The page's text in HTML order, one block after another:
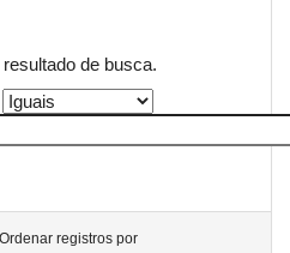
de busca.
Ordenar registros por